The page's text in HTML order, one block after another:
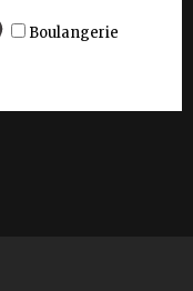
Boulangerie